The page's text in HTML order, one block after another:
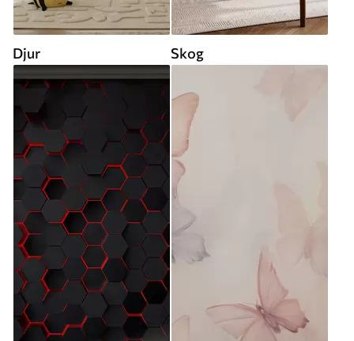
Djur Skog